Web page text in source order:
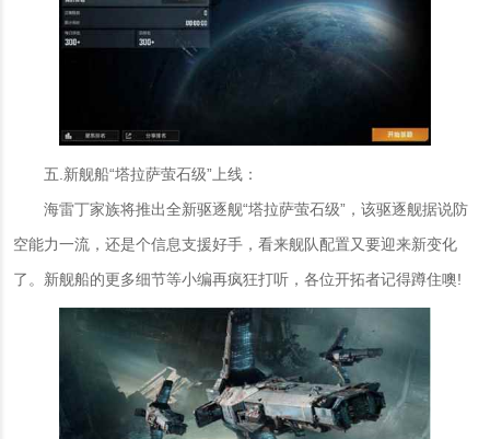
五.新舰船“塔拉萨萤石级”上线：
海雷丁家族将推出全新驱逐舰“塔拉萨萤石级”，该驱逐舰据说防
空能力一流，还是个信息支援好手，看来舰队配置又要迎来新变化
了。新舰船的更多细节等小编再疯狂打听，各位开拓者记得蹲住噢!